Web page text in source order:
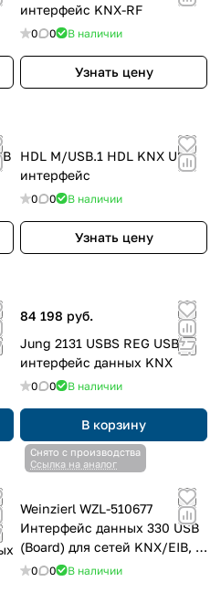
интерфейс KNX-RF
0 0 В наличии
Узнать цену
HDL M/USB.1 HDL KNX USB
интерфейс
0 0 В наличии
Узнать цену
84 198 руб.
Jung 2131 USBS REG USB-
интерфейс данных KNX
0 0 В наличии
В корзину
Снято с производства
Ссылка на аналог
Weinzierl WZL-510677
Интерфейс данных 330 USB
(Board) для сетей KNX/EIB, в
бескорпусном исполнении
0 0 В наличии